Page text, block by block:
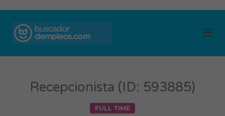
Recepcionista (ID: 593885)
FULL TIME